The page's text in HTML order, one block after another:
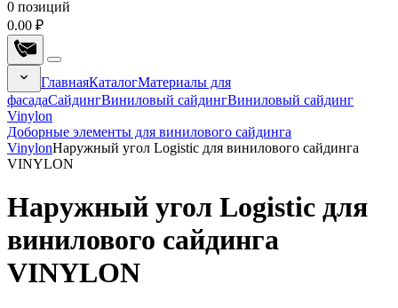
0 позиций
0.00 ₽
ГлавнаяКаталогМатериалы для
фасадаСайдингВиниловый сайдингВиниловый сайдинг
Vinylon
Доборные элементы для винилового сайдинга
VinylonНаружный угол Logistic для винилового сайдинга
VINYLON
Наружный угол Logistic для
винилового сайдинга
VINYLON